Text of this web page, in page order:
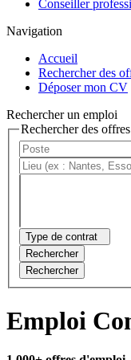
Conseiller
Navigation
Accueil
Rechercher des
Déposer mon CV
Rechercher un emploi
Rechercher des offres
Type de contrat
Rechercher
Rechercher
Emploi